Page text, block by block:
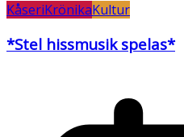
KåseriKrönikaKultur
*Stel hissmusik spelas*